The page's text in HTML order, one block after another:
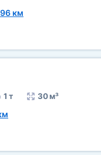
км
1 т 30 м³